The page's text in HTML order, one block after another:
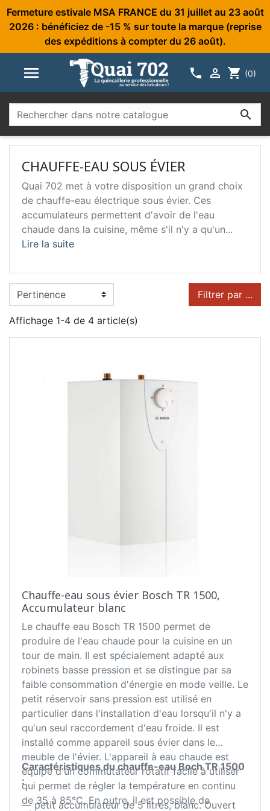
Fermeture estivale MSA FRANCE du 31 juillet au 23 août
2026 : bénéficiez de -15 % sur toute la marque (reprise
des expéditions à compter du 26 août).
   shopping_cart (0)

CHAUFFE-EAU SOUS ÉVIER
Quai 702 met à votre disposition un grand choix
de chauffe-eau électrique sous évier. Ces
accumulateurs permettent d'avoir de l'eau
chaude dans la cuisine, même s'il n'y a qu'un...
Lire la suite
Filtrer par ...
Affichage 1-4 de 4 article(s)
Chauffe-eau sous évier Bosch TR 1500,
Accumulateur blanc
Le chauffe eau Bosch TR 1500 permet de
produire de l'eau chaude pour la cuisine en un
tour de main. Il est spécialement adapté aux
robinets basse pression et se distingue par sa
faible consommation d'énergie en mode veille. Le
petit réservoir sans pression est utilisé en
particulier dans l'installation d'eau lorsqu'il n'y a
qu'un seul raccordement d'eau froide. Il est
installé comme appareil sous évier dans le
meuble de l'évier. L'appareil à eau chaude est
équipé d'un commutateur rotatif facile à utiliser
qui permet de régler la température en continu
de 35 à 85°C. En outre, il est possible de
Caractéristiques du chauffe-eau Boch TR 1500
:
— petit accumulateur de 5 litres, blanc. Ouvert